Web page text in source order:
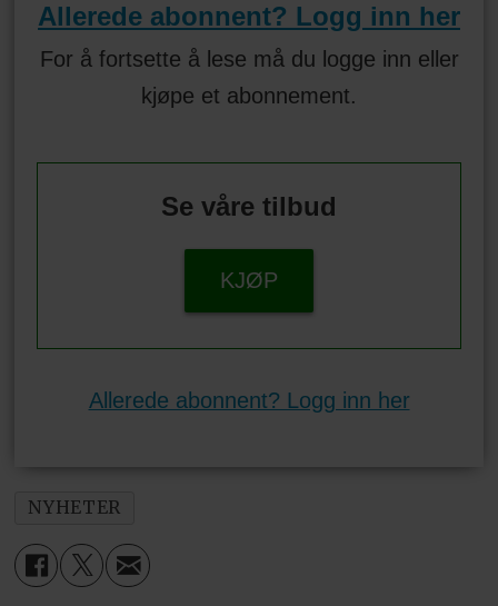
Allerede abonnent? Logg inn her
For å fortsette å lese må du logge inn eller
kjøpe et abonnement.
Se våre tilbud
KJØP
Allerede abonnent? Logg inn her
NYHETER